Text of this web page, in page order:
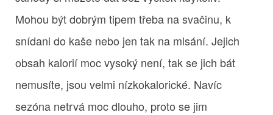
Mohou být dobrým tipem třeba na svačinu, k
snídani do kaše nebo jen tak na mlsání. Jejich
obsah kalorií moc vysoký není, tak se jich bát
nemusíte, jsou velmi nízkokalorické. Navíc
sezóna netrvá moc dlouho, proto se jim